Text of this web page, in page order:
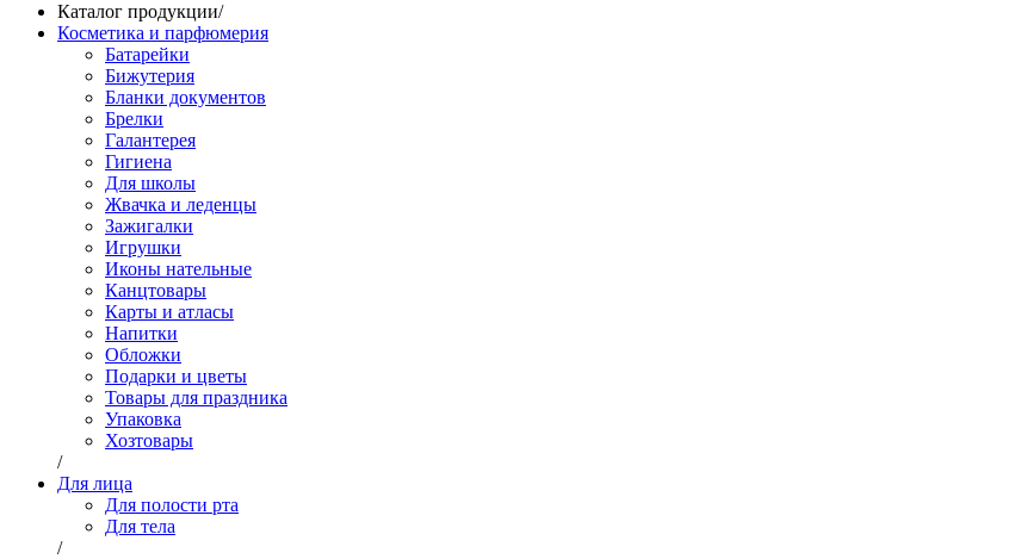
Каталог продукции/
Косметика и парфюмерия
Батарейки
Бижутерия
Бланки документов
Брелки
Галантерея
Гигиена
Для школы
Жвачка и леденцы
Зажигалки
Игрушки
Иконы нательные
Канцтовары
Карты и атласы
Напитки
Обложки
Подарки и цветы
Товары для праздника
Упаковка
Хозтовары
/
Для лица
Для полости рта
Для тела
/